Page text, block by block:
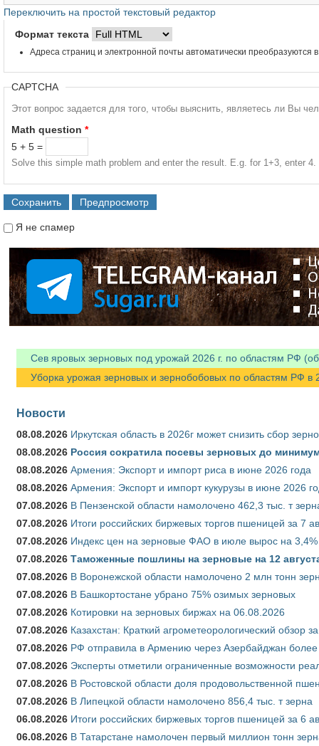
Переключить на простой текстовый редактор
Формат текста
Адреса страниц и электронной почты автоматически преобразуются
CAPTCHA
Этот вопрос задается для того, чтобы выяснить, являетесь ли Вы
Math question *
5 + 5 =
Solve this simple math problem and enter the result. E.g. for 1+3, enter 4.
Я не спамер
Сев яровых зерновых под урожай 2026 г. по областям РФ
Уборка урожая зерновых и зернобобовых по областям РФ в
Новости
08.08.2026 Иркутская область в 2026г может снизить сбор
08.08.2026 Россия сократила посевы зерновых до
08.08.2026 Армения: Экспорт и импорт риса в июне 2026 года
08.08.2026 Армения: Экспорт и импорт кукурузы в июне 2026
07.08.2026 В Пензенской области намолочено 462,3 тыс. т
07.08.2026 Итоги российских биржевых торгов пшеницей за 7
07.08.2026 Индекс цен на зерновые ФАО в июле вырос на 3,4%
07.08.2026 Таможенные пошлины на зерновые на 12
07.08.2026 В Воронежской области намолочено 2 млн тонн
07.08.2026 В Башкортостане убрано 75% озимых зерновых
07.08.2026 Котировки на зерновых биржах на 06.08.2026
07.08.2026 Казахстан: Краткий агрометеорологический обзор
07.08.2026 РФ отправила в Армению через Азербайджан более
07.08.2026 Эксперты отметили ограниченные возможности
07.08.2026 В Ростовской области доля продовольственной
07.08.2026 В Липецкой области намолочено 856,4 тыс. т зерна
06.08.2026 Итоги российских биржевых торгов пшеницей за 6
06.08.2026 В Татарстане намолочен первый миллион тонн